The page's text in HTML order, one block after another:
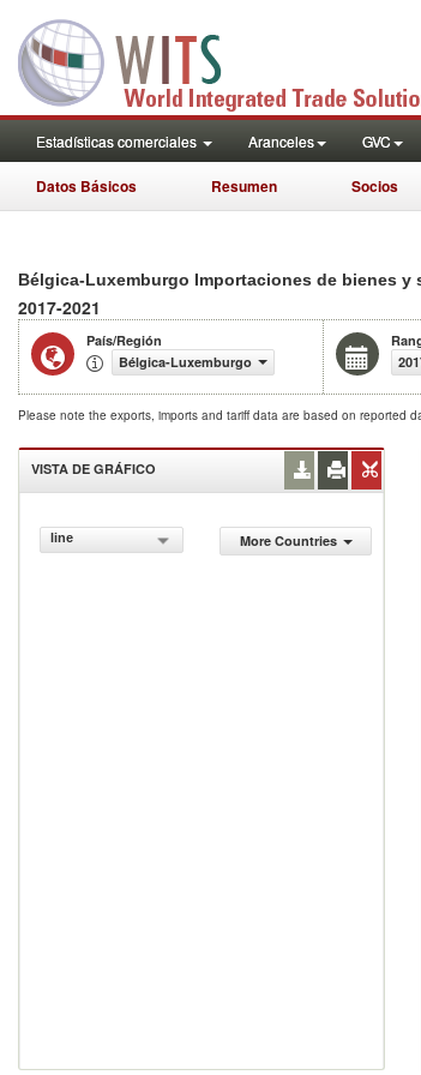
Estadísticas comerciales Aranceles GVC
Datos Básicos Resumen Socios
Bélgica-Luxemburgo Importaciones de bienes y
2017-2021
País/Región
Bélgica-Luxemburgo
Please note the exports, imports and tariff data are based on reported
VISTA DE GRÁFICO
line More Countries